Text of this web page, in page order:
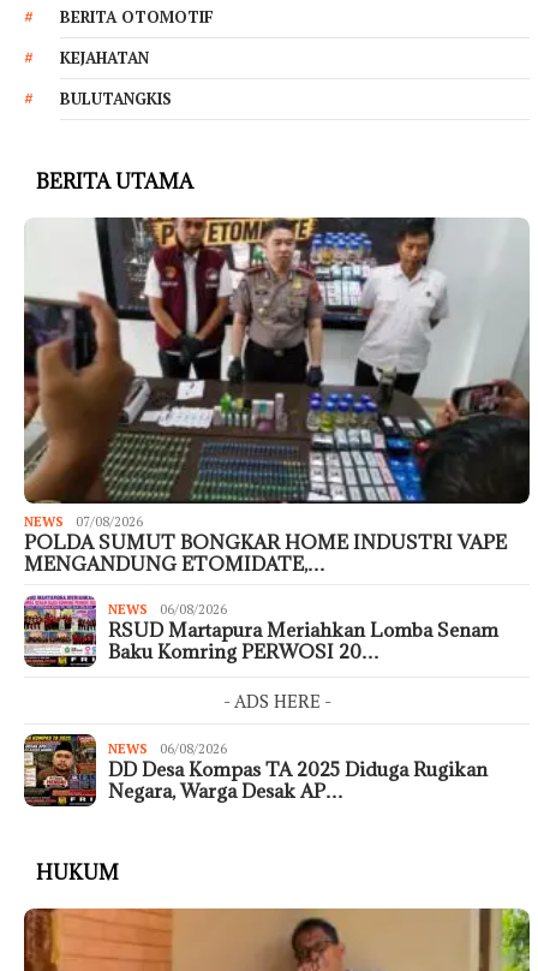
BERITA OTOMOTIF
KEJAHATAN
BULUTANGKIS
BERITA UTAMA
NEWS 07/08/2026
POLDA SUMUT BONGKAR HOME INDUSTRI VAPE
MENGANDUNG ETOMIDATE,…
NEWS 06/08/2026
RSUD Martapura Meriahkan Lomba Senam
Baku Komring PERWOSI 20…
- ADS HERE -
NEWS 06/08/2026
DD Desa Kompas TA 2025 Diduga Rugikan
Negara, Warga Desak AP…
HUKUM